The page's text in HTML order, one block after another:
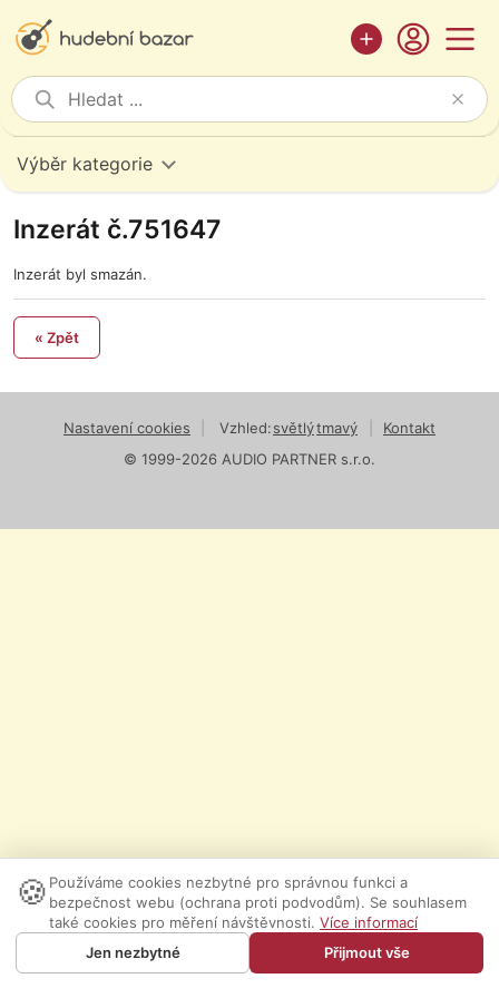
Výběr kategorie
Inzerát č.751647
Inzerát byl smazán.
« Zpět
Nastavení cookies Vzhled:světlýtmavý
Kontakt
© 1999-2026 AUDIO PARTNER s.r.o.
🍪 Používáme cookies nezbytné pro správnou funkci a
bezpečnost webu (ochrana proti podvodům). Se souhlasem
také cookies pro měření návštěvnosti. Více informací
Jen nezbytné
Přijmout vše